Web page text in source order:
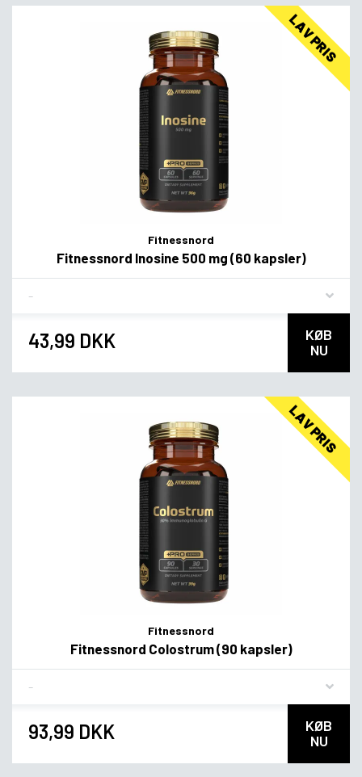
LAV PRIS
Fitnessnord
Fitnessnord Inosine 500 mg (60 kapsler)
43,99 DKK
KØB
NU
LAV PRIS
Fitnessnord
Fitnessnord Colostrum (90 kapsler)
93,99 DKK
KØB
NU